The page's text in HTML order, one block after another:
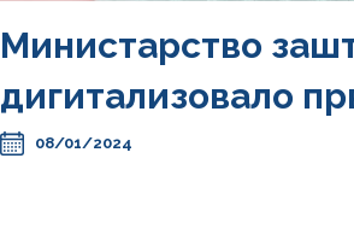
Mинистарство
дигитализовало
08/01/2024